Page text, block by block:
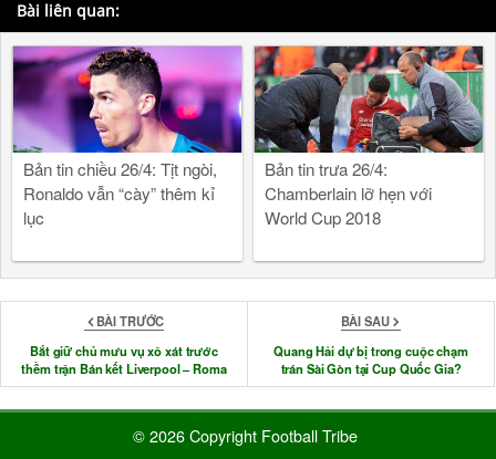
Bài liên quan:
Bản tin chiều 26/4: Tịt ngòi,
Ronaldo vẫn “cày” thêm kỉ
lục
Bản tin trưa 26/4:
Chamberlain lỡ hẹn với
World Cup 2018
BÀI TRƯỚC
Bắt giữ chủ mưu vụ xô xát trước
thềm trận Bán kết Liverpool – Roma
BÀI SAU
Quang Hải dự bị trong cuộc chạm
trán Sài Gòn tại Cup Quốc Gia?
© 2026 Copyright Football Tribe